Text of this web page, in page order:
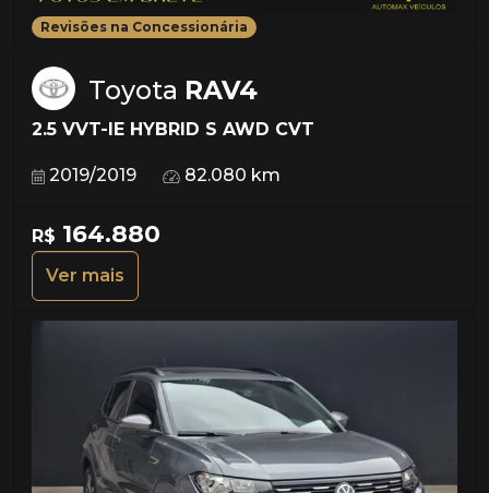
Revisões na Concessionária
Toyota RAV4
2.5 VVT-IE HYBRID S AWD CVT
2019/2019 82.080 km
R$ 164.880
Ver mais